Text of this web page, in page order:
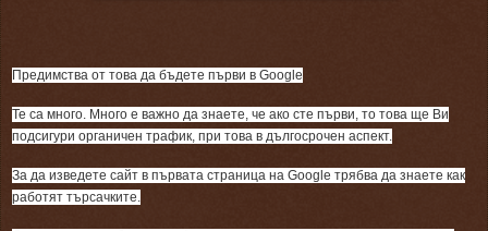
Предимства от това да бъдете първи в Google
Те са много. Много е важно да знаете, че ако сте първи, то това ще Ви
подсигури органичен трафик, при това в дългосрочен аспект.
За да изведете сайт в първата страница на Google трябва да знаете как
работят търсачките.